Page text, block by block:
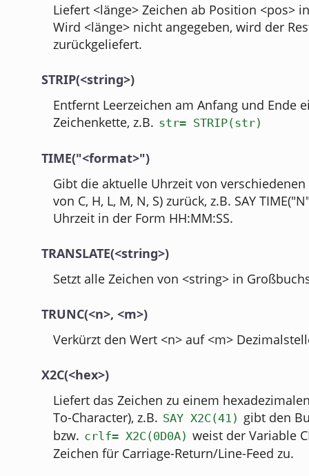
Liefert <länge> Zeichen ab Position <pos>
Wird <länge> nicht angegeben, wird der
zurückgeliefert.
STRIP(<string>)
Entfernt Leerzeichen am Anfang und Ende
Zeichenkette, z.B. str= STRIP(str)
TIME("<format>")
Gibt die aktuelle Uhrzeit von
von C, H, L, M, N, S) zurück, z.B. SAY
Uhrzeit in der Form HH:MM:SS.
TRANSLATE(<string>)
Setzt alle Zeichen von <string> in
TRUNC(<n>, <m>)
Verkürzt den Wert <n> auf <m>
X2C(<hex>)
Liefert das Zeichen zu einem
To-Character), z.B. SAY X2C(41) gibt den
bzw. crlf= X2C(0D0A) weist der Variable
Zeichen für Carriage-Return/Line-Feed zu.